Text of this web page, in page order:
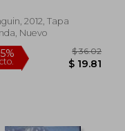
2012, Tapa
Nuevo